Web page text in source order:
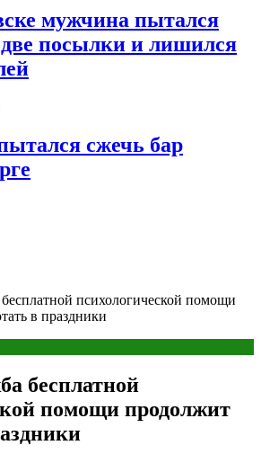
мужчина пытался
посылки и лишился
сжечь бар
психологической помощи
в праздники
бесплатной
помощи продолжит